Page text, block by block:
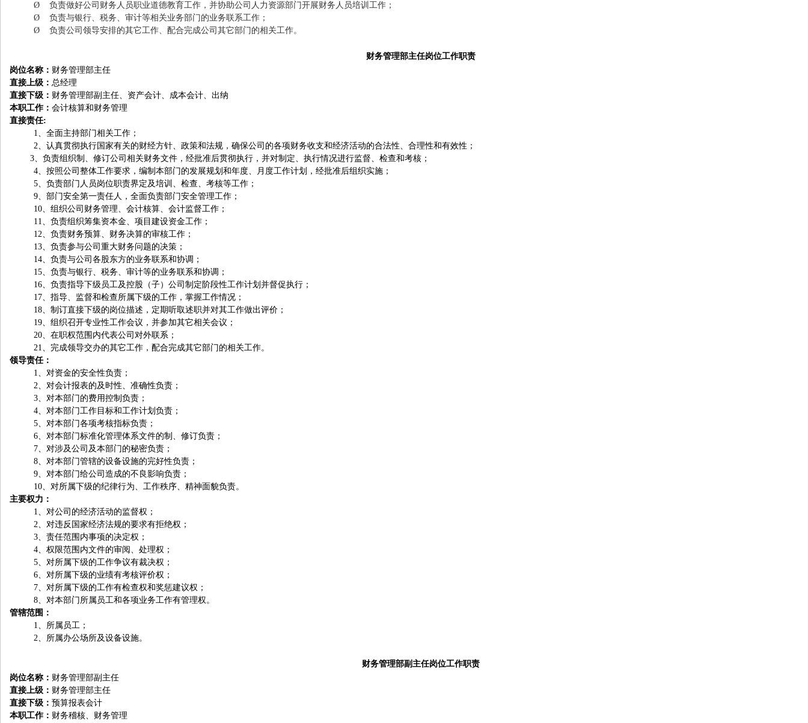
Ø
负责做好公司财务人员职业道德教育工作，并协助公司人力资源部门开展财务人员培训工作；
Ø
负责与银行、税务、审计等相关业务部门的业务联系工作；
Ø
负责公司领导安排的其它工作、配合完成公司其它部门的相关工作。
财务管理部主任岗位工作职责
岗位名称： 财务管理部主任
直接上级： 总经理
直接下级： 财务管理部副主任、 资产会计、成本会计、出纳
本职工作： 会计核算和 财务管理
直接责任:
1、 全面主持部门相关工作 ；
2、认真贯彻执行国家有关的财经方针、政策和法规，确保公司的各项财务收支和经济活动的合法性、合理性和有效性；
3、负责组织制、修订公司相关财务文件，经批准后贯彻执行，并对制定、执行情况进行监督、检查和考核；
4、按照公司整体工作要求，编制本部门的发展规划和年度、月度工作计划，经批准后组织实施；
5、负责部门人员岗位职责界定及培训、检查、考核等工作；
9、部门安全第一责任人，全面负责部门安全管理工作；
10、组织公司财务管理、会计核算、会计监督工作；
11、负责组织筹集资本金、项目建设资金工作；
12、负责财务预算、财务决算的审核工作；
13、负责参与公司重大财务问题的决策；
14、负责与公司各股东方的业务联系和协调；
15、负责与银行、税务、审计等的业务联系和协调；
16、负责指导下级员工及控股（子）公司制定阶段性工作计划并督促执行；
17、指导、监督和检查所属下级的工作，掌握工作情况；
18、制订直接下级的岗位描述，定期听取述职并对其工作做出评价；
19、组织召开专业性工作会议，并参加其它相关会议；
20、在职权范围内代表公司对外联系；
21、完成领导交办的其它工作，配合完成其它部门的相关工作。
领导责任：
1、对资金的安全性负责；
2、对会计报表的及时性、准确性负责；
3、对本部门的费用控制负责；
4、对本部门工作目标和工作计划负责；
5、对本部门各项考核指标负责；
6、对本部门标准化管理体系文件的制、修订负责；
7、对涉及公司及本部门的秘密负责；
8、对本部门管辖的设备设施的完好性负责；
9、对本部门给公司造成的不良影响负责；
10、对所属下级的纪律行为、工作秩序、精神面貌负责。
主要权力：
1、对公司的经济活动的监督权；
2、对违反国家经济法规的要求有拒绝权；
3、责任范围内事项的决定权；
4、权限范围内文件的审阅、处理权；
5、对所属下级的工作争议有裁决权；
6、对所属下级的业绩有考核评价权；
7、对所属下级的工作有检查权和奖惩建议权；
8、对本部门所属员工和各项业务工作有管理权。
管辖范围：
1、所属员工；
2、所属办公场所及设备设施。
财务管理部副主任岗位工作职责
岗位名称： 财务管理部副主任
直接上级： 财务管理部主任
直接下级： 预算报表会计
本职工作： 财务稽核、财务管理